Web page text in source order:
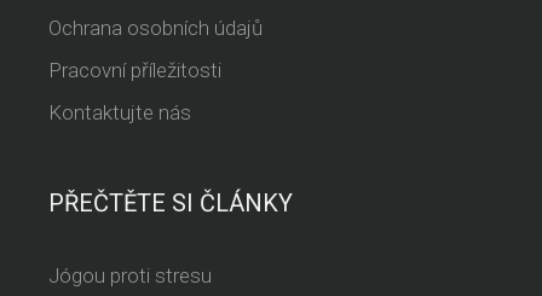
Ochrana osobních údajů
Pracovní příležitosti
Kontaktujte nás
PŘEČTĚTE SI ČLÁNKY
Jógou proti stresu